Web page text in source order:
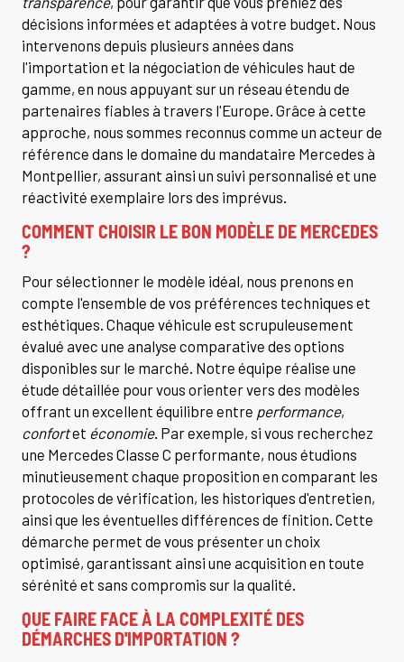
décisions informées et adaptées à votre budget. Nous
intervenons depuis plusieurs années dans
l'importation et la négociation de véhicules haut de
gamme, en nous appuyant sur un réseau étendu de
partenaires fiables à travers l'Europe. Grâce à cette
approche, nous sommes reconnus comme un acteur de
référence dans le domaine du mandataire Mercedes à
Montpellier, assurant ainsi un suivi personnalisé et une
réactivité exemplaire lors des imprévus.
COMMENT CHOISIR LE BON MODÈLE DE MERCEDES
?
Pour sélectionner le modèle idéal, nous prenons en
compte l'ensemble de vos préférences techniques et
esthétiques. Chaque véhicule est scrupuleusement
évalué avec une analyse comparative des options
disponibles sur le marché. Notre équipe réalise une
étude détaillée pour vous orienter vers des modèles
offrant un excellent équilibre entre performance,
confortet économie. Par exemple, si vous recherchez
une Mercedes Classe C performante, nous étudions
minutieusement chaque proposition en comparant les
protocoles de vérification, les historiques d'entretien,
ainsi que les éventuelles différences de finition. Cette
démarche permet de vous présenter un choix
optimisé, garantissant ainsi une acquisition en toute
sérénité et sans compromis sur la qualité.
QUE FAIRE FACE À LA COMPLEXITÉ DES
DÉMARCHES D'IMPORTATION ?